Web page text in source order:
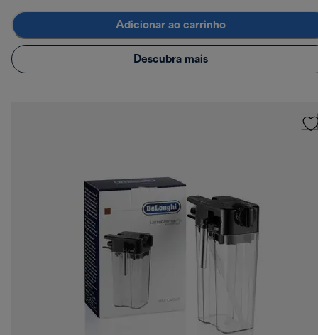
Adicionar ao carrinho
Descubra mais